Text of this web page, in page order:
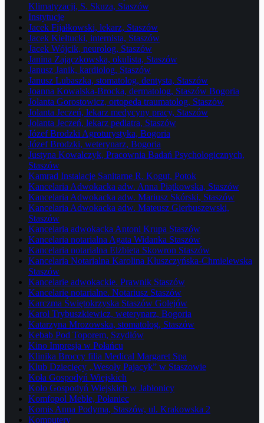
Klimatyzacji, S. Skuza, Staszów
Instytucje
Jacek Fijałkowski, lekarz, Staszów
Jacek Kiełtucki, internista, Staszów
Jacek Wójcik, neurolog, Staszów
Janina Zajączkowska, okulista, Staszów
Janusz Janik, kardiolog, Staszów
Janusz Lubaszka, stomatolog, dentysta, Staszów
Joanna Kowalska-Brocka, dermatolog, Staszów Bogoria
Jolanta Gorostowicz, ortopeda traumatolog, Staszów
Jolanta Jeczeń, lekarz medycyny pracy, Staszów
Jolanta Jeczeń, lekarz pediatra, Staszów
Józef Brodzki Agroturystyka, Bogoria
Józef Brodzki, weterynarz, Bogoria
Justyna Kowalczyk, Pracownia Badań Psychologicznych,
Staszów
Kamrad Instalacje Sanitarne R. Kogut, Potok
Kancelaria Adwokacka adw. Anna Piątkowska, Staszów
Kancelaria Adwokacka adw. Mariusz Skórski, Staszów
Kancelaria Adwokacka adw. Mateusz Gierbuszewski,
Staszów
Kancelaria adwokacka Antoni Krupa Staszów
Kancelaria notarialna Agata Widanka Staszów
Kancelaria notarialna Elżbieta Skowron Staszów
Kancelaria Notarialna Karolina Kluszczyńska-Chmielewska
Staszów
Kancelarie adwokackie. Prawnik Staszów
Kancelarie notarialne. Notariusz Staszów
Karczma Świętokrzyska Staszów Golejów
Karol Trybuszkiewicz, weterynarz, Bogoria
Katarzyna Mrozowska, stomatolog, Staszów
Kebab Pod Toporem, Szydłów
Kino Impresja w Połańcu
Klinika Broccy filia Medical Margaret Spa
Klub Dziecięcy „Wesoły Pajacyk” w Staszowie
Koła Gospodyń Wiejskich
Koło Gospodyń Wiejskich w Jabłonicy
Komfopol Meble, Połaniec
Komis Anna Podyma, Staszów, ul. Krakowska 2
Komputery